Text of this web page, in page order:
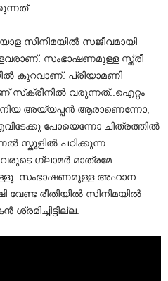
സിനിമയിൽ സജീവമായി
സംഭാഷണമുള്ള സ്ത്രീ
കുറവാണ്. പ്രിയാമണി
സ്‌ക്രീനിൽ വരുന്നത്..ഐറ്റം
അയ്യപ്പൻ ആരാണെന്നോ,
പോയെന്നോ ചിത്രത്തിൽ
സ്കൂളിൽ പഠിക്കുന്ന
ഗ്ലാമർ മാത്രമേ
സംഭാഷണമുള്ള അഹാന
വേണ്ട രീതിയിൽ സിനിമയിൽ